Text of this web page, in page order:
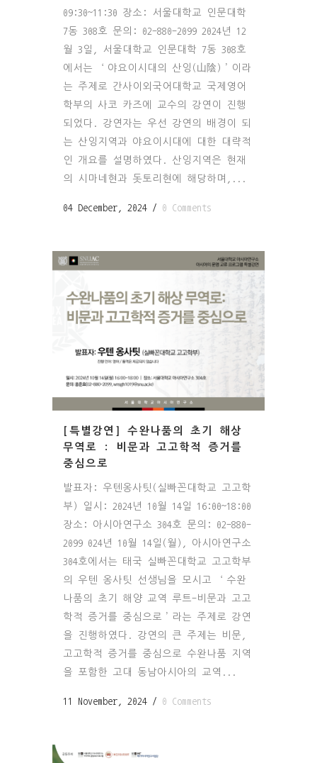
09:30~11:30 장소: 서울대학교 인문대학
7동 308호 문의: 02-880-2099 2024년 12
월 3일, 서울대학교 인문대학 7동 308호
에서는 ‘야요이시대의 산잉(山陰)’이라
는 주제로 간사이외국어대학교 국제영어
학부의 사코 카즈에 교수의 강연이 진행
되었다. 강연자는 우선 강연의 배경이 되
는 산잉지역과 야요이시대에 대한 대략적
인 개요를 설명하였다. 산잉지역은 현재
의 시마네현과 돗토리현에 해당하며,...
04 December, 2024 / 0 Comments
[특별강연] 수완나품의 초기 해상
무역로 : 비문과 고고학적 증거를
중심으로
발표자: 우텐옹사팃(실빠꼰대학교 고고학
부) 일시: 2024년 10월 14일 16:00~18:00
장소: 아시아연구소 304호 문의: 02-880-
2099 024년 10월 14일(월), 아시아연구소
304호에서는 태국 실빠꼰대학교 고고학부
의 우텐 옹사팃 선생님을 모시고 ‘수완
나품의 초기 해양 교역 루트-비문과 고고
학적 증거를 중심으로’라는 주제로 강연
을 진행하였다. 강연의 큰 주제는 비문,
고고학적 증거를 중심으로 수완나품 지역
을 포함한 고대 동남아시아의 교역...
11 November, 2024 / 0 Comments